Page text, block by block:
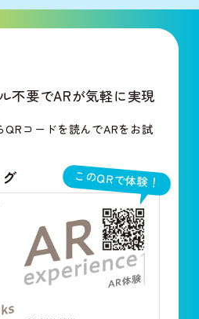
不要でARが気軽に実現
コードを読んでARをお試
このQRで体験！